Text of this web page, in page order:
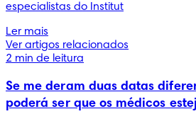
especialistas do Institut
Ler mais
Ver artigos relacionados
2 min de leitura
Se me deram duas datas
poderá ser que os médicos